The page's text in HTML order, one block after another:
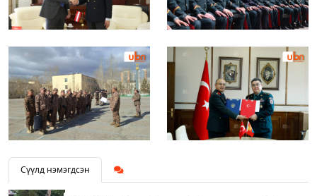
Сүүлд нэмэгдсэн